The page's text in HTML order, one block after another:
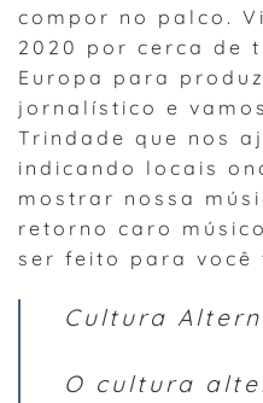
compor no palco.
2020 por cerca de
Europa para
jornalístico e
Trindade que nos
indicando locais
mostrar nossa
retorno caro
ser feito para você
Cultura
O cultura